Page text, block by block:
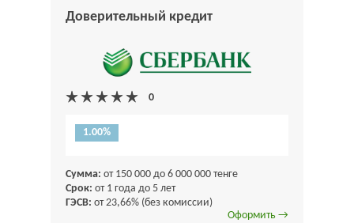
Доверительный кредит
1.00%
Сумма: от 150 000 до 6 000 000 тенге
Срок: от 1 года до 5 лет
ГЭСВ: от 23,66% (без комиссии)
Оформить →